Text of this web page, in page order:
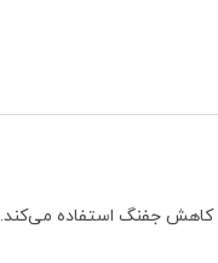
کاهش جفنگ استفاده می‌کند.